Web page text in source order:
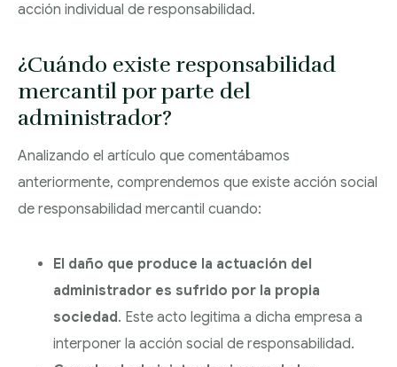
acción individual de responsabilidad.
¿Cuándo existe responsabilidad
mercantil por parte del
administrador?
Analizando el artículo que comentábamos
anteriormente, comprendemos que existe acción social
de responsabilidad mercantil cuando:
El daño que produce la actuación del
administrador es sufrido por la propia
sociedad. Este acto legitima a dicha empresa a
interponer la acción social de responsabilidad.